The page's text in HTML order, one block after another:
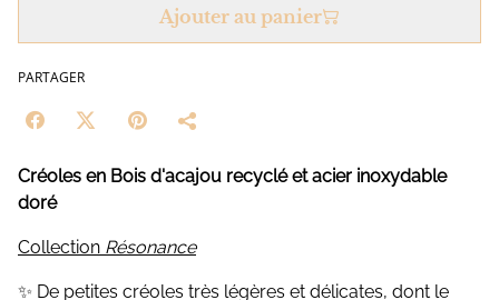
Ajouter au panier
PARTAGER
Créoles en Bois d'acajou recyclé et acier inoxydable
doré
Collection Résonance
✨ De petites créoles très légères et délicates, dont le